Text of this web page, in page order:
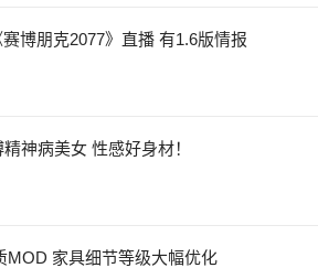
博朋克2077》直播 有1.6版情报
神病美女 性感好身材！
MOD 家具细节等级大幅优化